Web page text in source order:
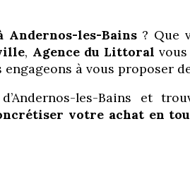
les-Bains? Que
, Agence du Littoral
à vous proposer
les-Bains et
votre achat en